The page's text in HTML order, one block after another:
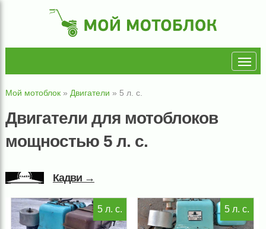
Мой мотоблок» Двигатели » 5 л. с.
Двигатели для мотоблоков
мощностью 5 л. с.
Кадви →
5 л. с. 5 л. с.